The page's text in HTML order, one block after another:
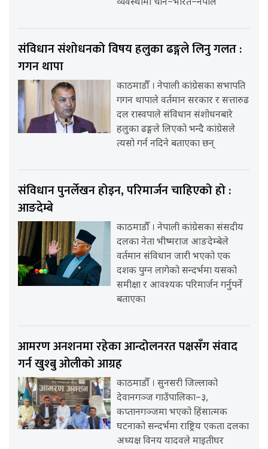
व्यवस्थामा चीन–भारत–नेपाल
संविधान संशोधनको विषय हलुका ढङ्गले लिनु गलत :
गगन थापा
काठमाडौँ । नेपाली कांग्रेसका सभापति
गगन थापाले वर्तमान सरकार र सत्तारुढ
दल रास्वपाले संविधान संशोधनबारे
हलुका ढङ्गले लिएको भन्दै कांग्रेसले
त्यसो गर्न नदिने बताएका छन्
संविधान पुनर्लेखन होइन, परिमार्जन चाहिएको हो :
आङदेम्बे
काठमाडौँ । नेपाली कांग्रेसका संसदीय
दलका नेता भीष्मराज आङदेम्बेले
वर्तमान संविधान जारी भएको एक
दशक पुग्न लागेको सन्दर्भमा यसको
समीक्षा र आवश्यक परिमार्जन गर्नुपर्ने
बताएका
आमरण अनशनमा रहेका आन्दोलनरत पक्षसँग संवाद
गर्न खुश्बु ओलीको आग्रह
काठमाडौँ । सुनसरी जिल्लाको
देवानगञ्ज गाउँपालिका–३,
कप्तानगञ्जमा भएको हिंसात्मक
घटनाको सन्दर्भमा राष्ट्रिय एकता दलका
अध्यक्ष विनय यादवले माइतीघर